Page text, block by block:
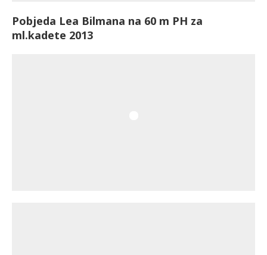
Pobjeda Lea Bilmana na 60 m PH za
ml.kadete 2013